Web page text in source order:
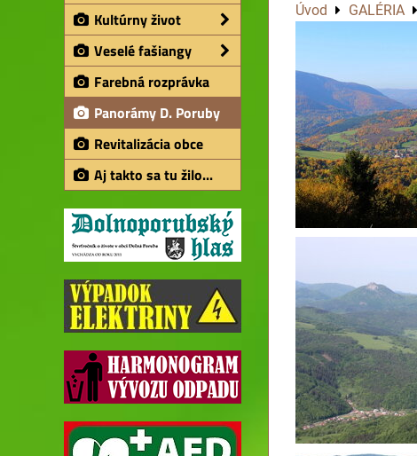
Úvod GALÉRIA
Kultúrny život
Veselé fašiangy
Farebná rozprávka
Panorámy D. Poruby
Revitalizácia obce
Aj takto sa tu žilo...